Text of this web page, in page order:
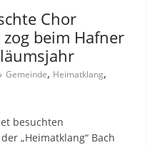
Chor
zog beim Hafner
Gemeinde, Heimatklang,
besuchten
„Heimatklang“ Bach